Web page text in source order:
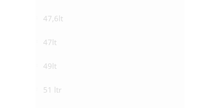
47,6lt
47lt
49lt
51 ltr